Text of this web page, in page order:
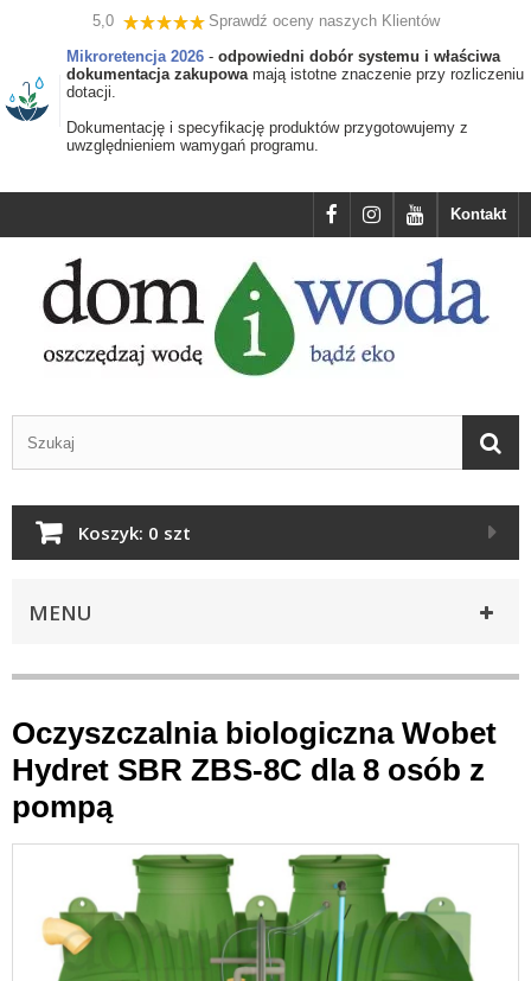
5,0
Sprawdź oceny naszych Klientów
Mikroretencja 2026 - odpowiedni dobór systemu i właściwa
dokumentacja zakupowamają istotne znaczenie przy rozliczeniu
dotacji.
Dokumentację i specyfikację produktów przygotowujemy z
uwzględnieniem wamygań programu.
Kontakt
Koszyk: 0 szt
MENU
Oczyszczalnia biologiczna Wobet
Hydret SBR ZBS-8C dla 8 osób z
pompą